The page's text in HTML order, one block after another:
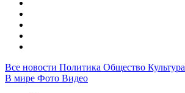
Все новости Политика Общество Культура
В мире Фото Видео